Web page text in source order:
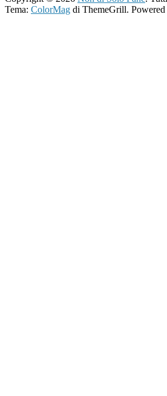
Tema: ColorMag di ThemeGrill.